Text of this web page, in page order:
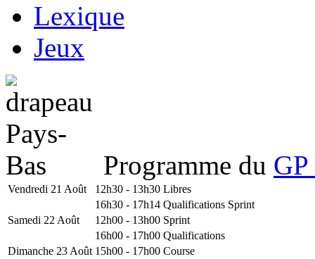
Lexique
Jeux
Programme du
Vendredi 21 Août 12h30 - 13h30 Libres
16h30 - 17h14 Qualifications Sprint
Samedi 22 Août
12h00 - 13h00 Sprint
16h00 - 17h00 Qualifications
Dimanche 23 Août 15h00 - 17h00 Course